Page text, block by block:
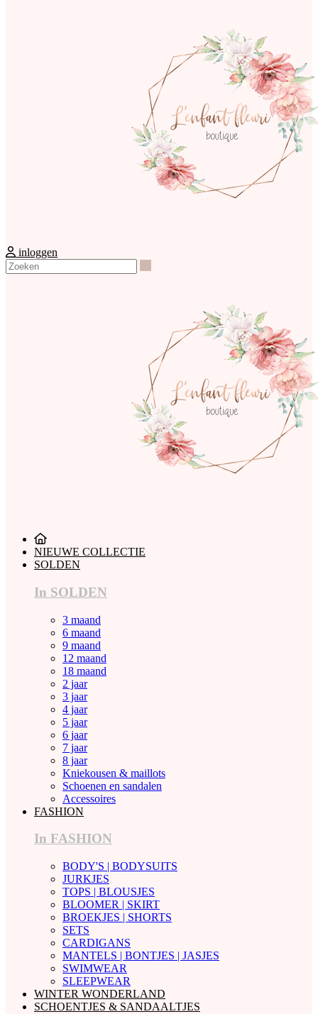
inloggen
NIEUWE COLLECTIE
SOLDEN
In SOLDEN
3 maand
6 maand
9 maand
12 maand
18 maand
2 jaar
3 jaar
4 jaar
5 jaar
6 jaar
7 jaar
8 jaar
Kniekousen & maillots
Schoenen en sandalen
Accessoires
FASHION
In FASHION
BODY'S | BODYSUITS
JURKJES
TOPS | BLOUSJES
BLOOMER | SKIRT
BROEKJES | SHORTS
SETS
CARDIGANS
MANTELS | BONTJES | JASJES
SWIMWEAR
SLEEPWEAR
WINTER WONDERLAND
SCHOENTJES & SANDAALTJES